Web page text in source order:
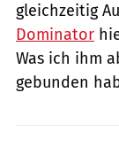
gleichzeitig
Dominator
Was ich ihm
gebunden